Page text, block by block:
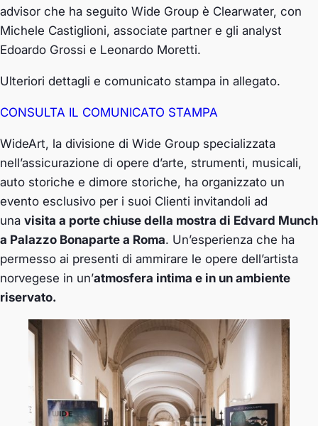
advisor che ha seguito Wide Group è Clearwater, con
Michele Castiglioni, associate partner e gli analyst
Edoardo Grossi e Leonardo Moretti.
Ulteriori dettagli e comunicato stampa in allegato.
CONSULTA IL COMUNICATO STAMPA
WideArt, la divisione di Wide Group specializzata
nell’assicurazione di opere d’arte, strumenti, musicali,
auto storiche e dimore storiche, ha organizzato un
evento esclusivo per i suoi Clienti invitandoli ad
una visita a porte chiuse della mostra di Edvard Munch
a Palazzo Bonaparte a Roma. Un’esperienza che ha
permesso ai presenti di ammirare le opere dell’artista
norvegese in un’atmosfera intima e in un ambiente
riservato.